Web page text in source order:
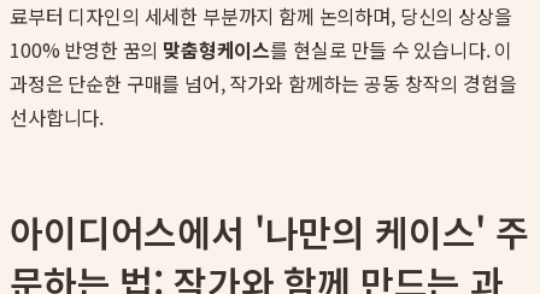
료부터 디자인의 세세한 부분까지 함께 논의하며, 당신의 상상을
100% 반영한 꿈의 맞춤형케이스를 현실로 만들 수 있습니다. 이
과정은 단순한 구매를 넘어, 작가와 함께하는 공동 창작의 경험을
선사합니다.
아이디어스에서 '나만의 케이스' 주
문하는 법: 작가와 함께 만드는 과